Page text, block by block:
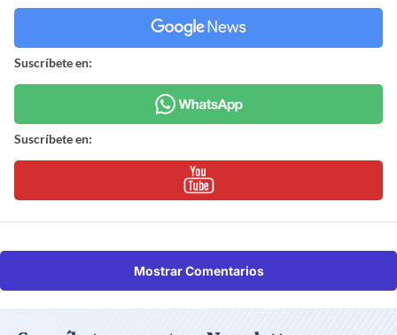
Suscríbete en:
Suscríbete en:
Mostrar Comentarios